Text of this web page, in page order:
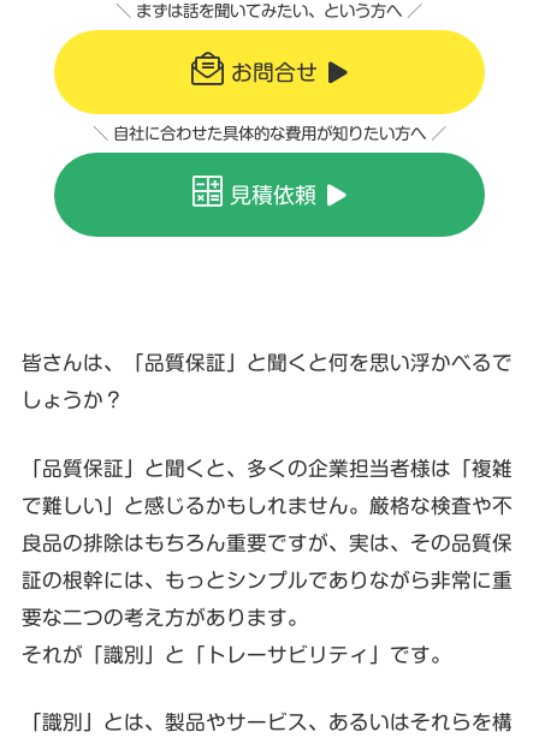
＼ まずは話を聞いてみたい、という方へ ／
お問合せ
＼ 自社に合わせた具体的な費用が知りたい方へ ／
見積依頼
皆さんは、「品質保証」と聞くと何を思い浮かべるで
しょうか？
「品質保証」と聞くと、多くの企業担当者様は「複雑
で難しい」と感じるかもしれません。厳格な検査や不
良品の排除はもちろん重要ですが、実は、その品質保
証の根幹には、もっとシンプルでありながら非常に重
要な二つの考え方があります。
それが「識別」と「トレーサビリティ」です。
「識別」とは、製品やサービス、あるいはそれらを構